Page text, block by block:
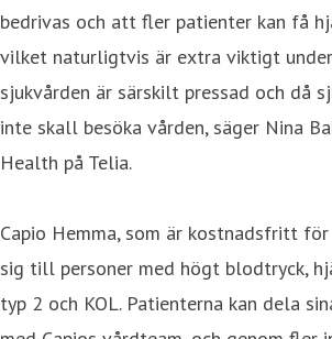
bedrivas och att fler patienter kan få
vilket naturligtvis är extra viktigt
sjukvården är särskilt pressad och då
inte skall besöka vården, säger Nina
Health på Telia.
Capio Hemma, som är kostnadsfritt
sig till personer med högt blodtryck,
typ 2 och KOL. Patienterna kan dela